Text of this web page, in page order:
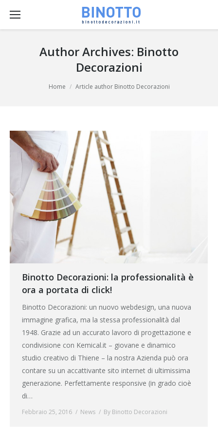
Author Archives: Binotto
Decorazioni
You are here:Home Article author Binotto Decorazioni
Binotto Decorazioni: la professionalità è
ora a portata di click!
Binotto Decorazioni: un nuovo webdesign, una nuova
immagine grafica, ma la stessa professionalità dal
1948. Grazie ad un accurato lavoro di progettazione e
condivisione con Kemical.it – giovane e dinamico
studio creativo di Thiene – la nostra Azienda può ora
contare su un accattivante sito internet di ultimissima
generazione. Perfettamente responsive (in grado cioè
di…
Febbraio 25, 2016 News By Binotto Decorazioni